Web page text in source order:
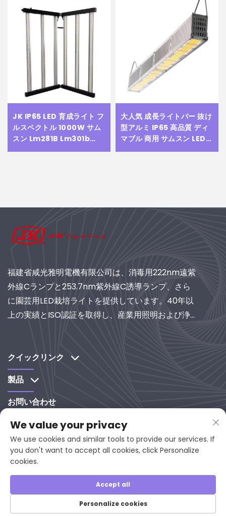
JK IP65 LED 育成ライト フ
ルスペクトル 1000W サム
スン Lm281B Lm301b
Lm301h ファーレッド
大人気 成長ライトバー 抜け
型アルミ IP65 高品質 ディ
マブル 商用 サムスン LED
成長ライト 650W 屋内ガー
福建省咸光雅明電機有限公司は、消毒用222nm遠紫
外線Cランプと253.7nm紫外線C誘導ランプ、さら
に園芸用LED栽培ライトを提供しています。40年以
上の実績とISO認証を取得し、産業用照明および浄化
クイックリンク
製品
お問い合わせ
 86 13960635211
 [email Protected]
中国福建省延平区西溪路65-9番地
邮编353001
We value your privacy
We use cookies and similar tools to provide our services. If
you don't want to accept all cookies, click Personalize
cookies.
Personalize cookies
Accept all